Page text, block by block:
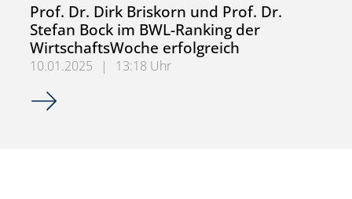
Prof. Dr. Dirk Briskorn und Prof. Dr.
Stefan Bock im BWL-Ranking der
WirtschaftsWoche erfolgreich
10.01.2025 |
13:18 Uhr
Prof. Dr. Dirk Briskorn und Prof. Dr. Stefan Bock im